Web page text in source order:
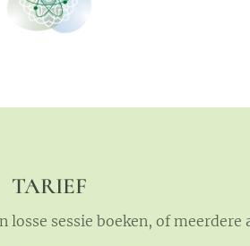
TARIEF
losse sessie boeken, of